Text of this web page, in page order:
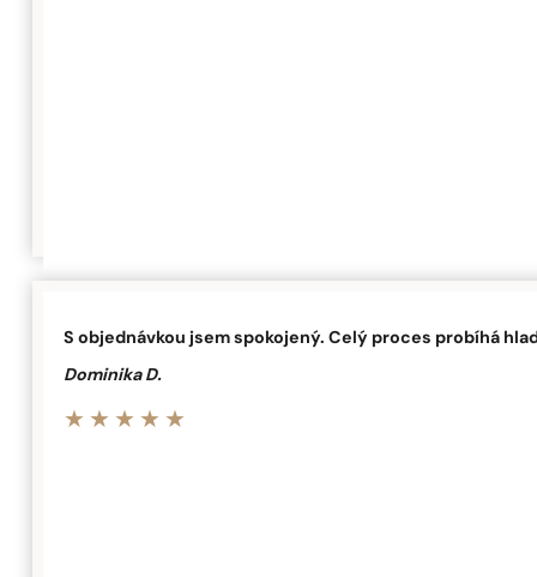
S objednávkou jsem spokojený. Celý proces probíhá
Dominika D.